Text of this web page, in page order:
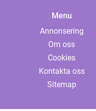
Menu
Annonsering
Om oss
Cookies
Kontakta oss
Sitemap